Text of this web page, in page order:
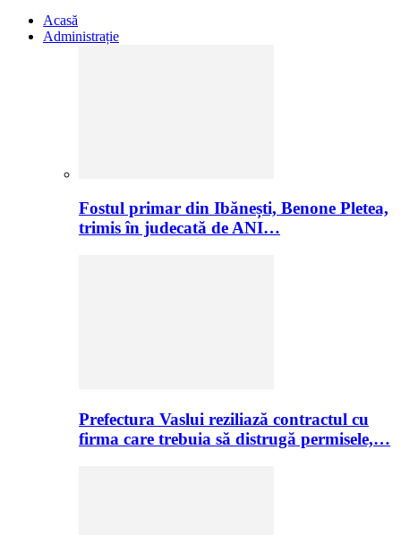
Acasă
Administrație
Fostul primar din Ibănești, Benone Pletea,
trimis în judecată de ANI…
Prefectura Vaslui reziliază contractul cu
firma care trebuia să distrugă permisele,…